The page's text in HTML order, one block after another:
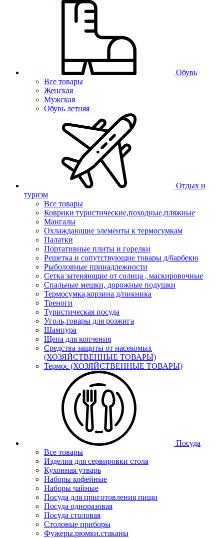
Обувь
Все товары
Женская
Мужская
Обувь летняя
Отдых и
туризм
Все товары
Коврики туристические,походные,пляжные
Мангалы
Охлаждающие элементы к термосумкам
Палатки
Портативные плиты и горелки
Решетка и сопутствующие товары д/барбекю
Рыболовные принадлежности
Сетка затеняющие от солнца , маскировочные
Спальные мешки, дорожные подушки
Термосумка,корзина д/пикника
Треноги
Туристическая посуда
Уголь,товары для розжига
Шампура
Щепа для копчения
Средства защиты от насекомых
(ХОЗЯЙСТВЕННЫЕ ТОВАРЫ)
Термос (ХОЗЯЙСТВЕННЫЕ ТОВАРЫ)
Посуда
Все товары
Изделия для сервировки стола
Кухонная утварь
Наборы кофейные
Наборы чайные
Посуда для приготовления пищи
Посуда одноразовая
Посуда столовая
Столовые приборы
Фужеры.рюмки.стаканы